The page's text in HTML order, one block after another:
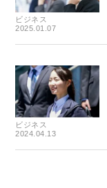
ビジネス
2025.01.07
ビジネス
2024.04.13